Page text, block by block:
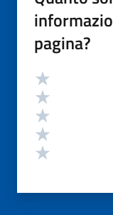
pagina?
Valutazione